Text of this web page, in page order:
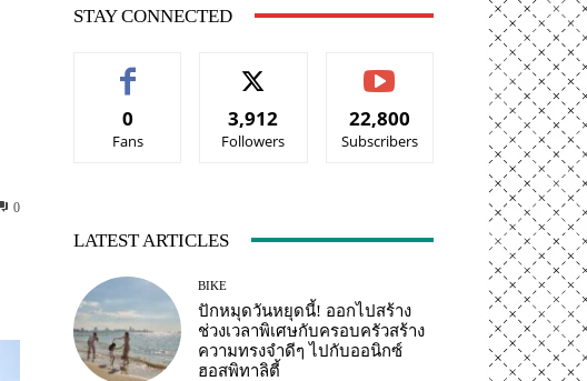
0
STAY CONNECTED
0
Fans
3,912
Followers
22,800
Subscribers
LATEST ARTICLES
BIKE
ปักหมุดวันหยุดนี้! ออกไปสร้าง
ช่วงเวลาพิเศษกับครอบครัวสร้าง
ความทรงจำดีๆ ไปกับออนิกซ์
ฮอสพิทาลิตี้